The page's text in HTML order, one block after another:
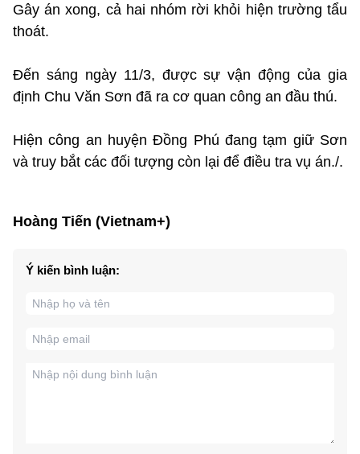
Gây án xong, cả hai nhóm rời khỏi hiện trường tẩu
thoát.
Đến sáng ngày 11/3, được sự vận động của gia
định Chu Văn Sơn đã ra cơ quan công an đầu thú.
Hiện công an huyện Đồng Phú đang tạm giữ Sơn
và truy bắt các đối tượng còn lại để điều tra vụ án./.
Hoàng Tiến (Vietnam+)
Ý kiến bình luận: